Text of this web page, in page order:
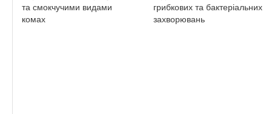
та смокчучими видами
комах
грибкових та бактеріальних
захворювань